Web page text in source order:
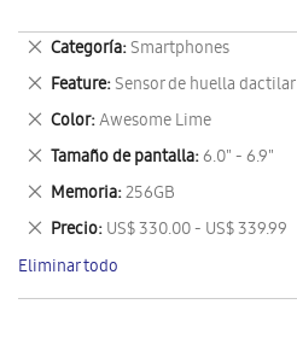
Categoría Smartphones
Eliminar
este
artículo
Feature Sensor de huella dactilar
Eliminar
este
artículo
Color Awesome Lime
Eliminar
este
artículo
Tamaño de pantalla 6.0" - 6.9"
Eliminar
este
artículo
Memoria 256GB
Eliminar
este
artículo
Precio US$ 330.00 - US$ 339.99
Eliminar
este
artículo
Eliminar todo